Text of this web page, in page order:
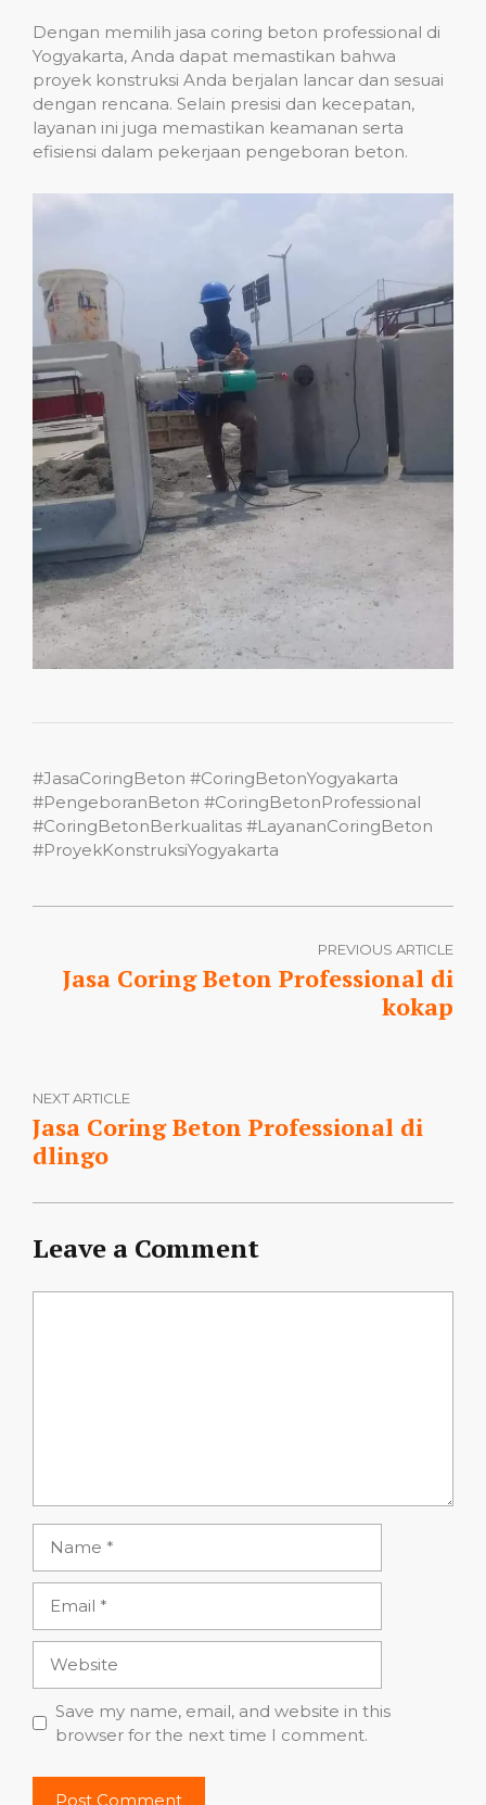
Dengan memilih jasa coring beton professional di
Yogyakarta, Anda dapat memastikan bahwa
proyek konstruksi Anda berjalan lancar dan sesuai
dengan rencana. Selain presisi dan kecepatan,
layanan ini juga memastikan keamanan serta
efisiensi dalam pekerjaan pengeboran beton.
#JasaCoringBeton #CoringBetonYogyakarta
#PengeboranBeton #CoringBetonProfessional
#CoringBetonBerkualitas #LayananCoringBeton
#ProyekKonstruksiYogyakarta
PREVIOUS ARTICLE
Jasa Coring Beton Professional di
kokap
NEXT ARTICLE
Jasa Coring Beton Professional di
dlingo
Leave a Comment
Save my name, email, and website in this
browser for the next time I comment.